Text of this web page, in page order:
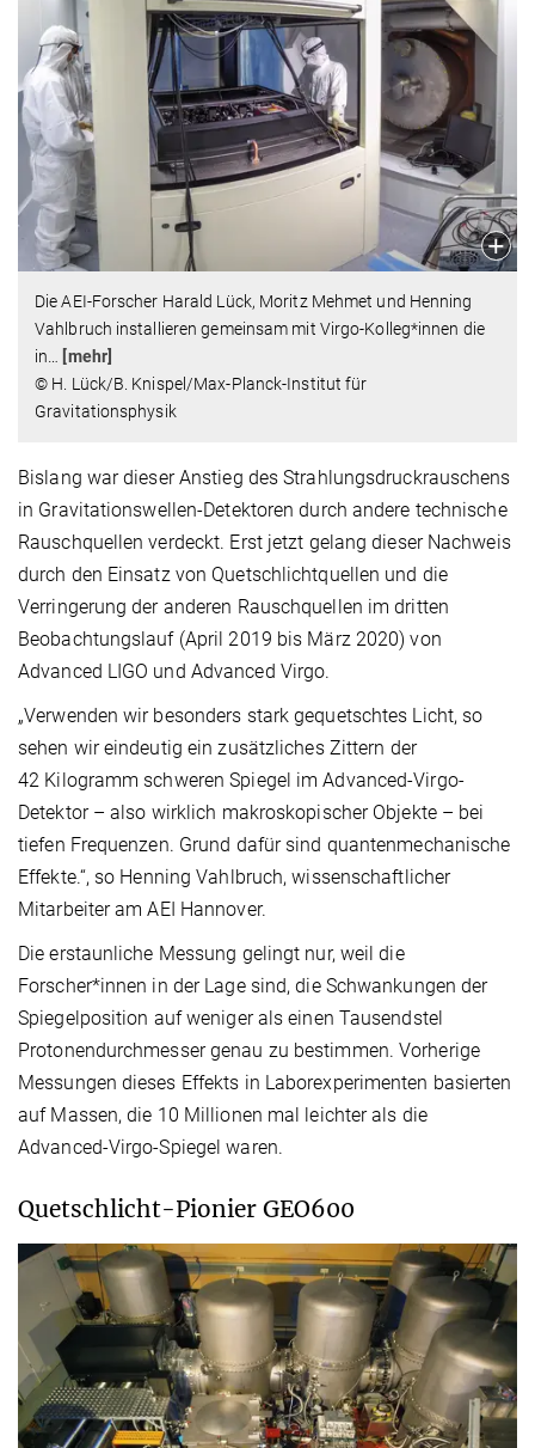
Die AEI-Forscher Harald Lück, Moritz Mehmet und Henning
Vahlbruch installieren gemeinsam mit Virgo-Kolleg*innen die
in
[mehr]
© H. Lück/B. Knispel/Max-Planck-Institut für
Gravitationsphysik
Bislang war dieser Anstieg des Strahlungsdruckrauschens
in Gravitationswellen-Detektoren durch andere technische
Rauschquellen verdeckt. Erst jetzt gelang dieser Nachweis
durch den Einsatz von Quetschlichtquellen und die
Verringerung der anderen Rauschquellen im dritten
Beobachtungslauf (April 2019 bis März 2020) von
Advanced LIGO und Advanced Virgo.
„Verwenden wir besonders stark gequetschtes Licht, so
sehen wir eindeutig ein zusätzliches Zittern der
42 Kilogramm schweren Spiegel im Advanced-Virgo-
Detektor – also wirklich makroskopischer Objekte – bei
tiefen Frequenzen. Grund dafür sind quantenmechanische
Effekte.“, so Henning Vahlbruch, wissenschaftlicher
Mitarbeiter am AEI Hannover.
Die erstaunliche Messung gelingt nur, weil die
Forscher*innen in der Lage sind, die Schwankungen der
Spiegelposition auf weniger als einen Tausendstel
Protonendurchmesser genau zu bestimmen. Vorherige
Messungen dieses Effekts in Laborexperimenten basierten
auf Massen, die 10 Millionen mal leichter als die
Advanced-Virgo-Spiegel waren.
Quetschlicht-Pionier GEO600